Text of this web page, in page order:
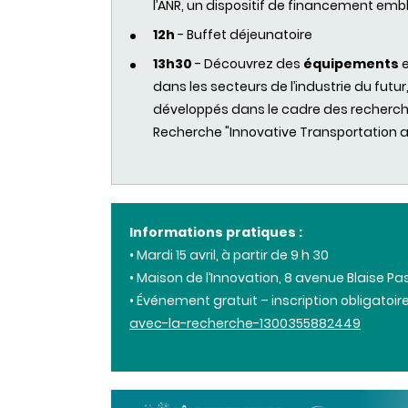
l’ANR, un dispositif de financement
12h - Buffet déjeunatoire
13h30 - Découvrez des équipements
dans les secteurs de l’industrie du
développés dans le cadre des
Recherche "Innovative Transportation
Informations pratiques :
• Mardi 15 avril, à partir de 9 h 30
• Maison de l’Innovation, 8 avenue Blaise
• Événement gratuit – inscription
avec-la-recherche-1300355882449